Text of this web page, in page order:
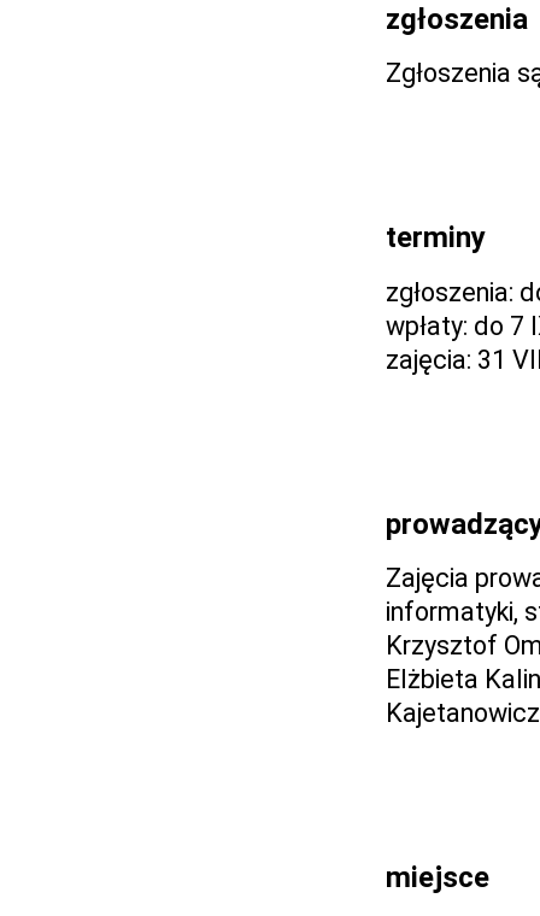
zgłoszenia
Zgłoszenia
terminy
zgłoszenia:
wpłaty: do 7
zajęcia: 31
Zajęcia
informatyki,
Krzysztof
Elżbieta
miejsce